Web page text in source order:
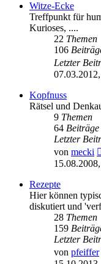
Witze-Ecke
Treffpunkt für
Kurioses, ....
22 Themen
106
Letzter
Kopfnuss
Rätsel und
9 Themen
64 Beiträge
Letzter
von mecki
Rezepte
Hier können
diskutiert und
28 Themen
159
Letzter
von pfeiffer